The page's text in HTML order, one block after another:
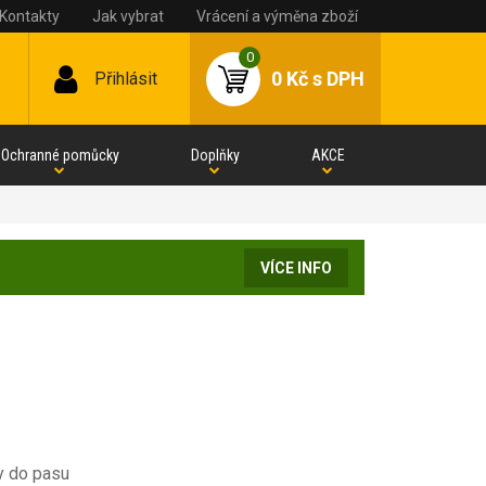
Kontakty Jak vybrat Vrácení a výměna zboží
Přihlásit
0
0 Kčs DPH
Ochranné pomůcky Doplňky AKCE
VÍCE INFO
do pasu